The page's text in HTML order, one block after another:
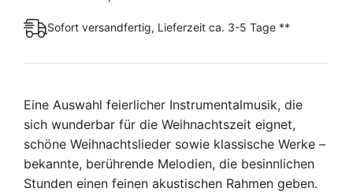
Sofort versandfertig, Lieferzeit ca. 3-5 Tage **
Eine Auswahl feierlicher Instrumentalmusik, die
sich wunderbar für die Weihnachtszeit eignet,
schöne Weihnachtslieder sowie klassische Werke –
bekannte, berührende Melodien, die besinnlichen
Stunden einen feinen akustischen Rahmen geben.